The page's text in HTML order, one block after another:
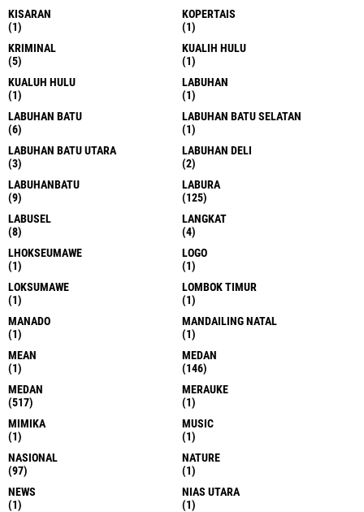
KISARAN
(1)
KOPERTAIS
(1)
KRIMINAL
(5)
KUALIH HULU
(1)
KUALUH HULU
(1)
LABUHAN
(1)
LABUHAN BATU
(6)
LABUHAN BATU SELATAN
(1)
LABUHAN BATU UTARA
(3)
LABUHAN DELI
(2)
LABUHANBATU
(9)
LABURA
(125)
LABUSEL
(8)
LANGKAT
(4)
LHOKSEUMAWE
(1)
LOGO
(1)
LOKSUMAWE
(1)
LOMBOK TIMUR
(1)
MANADO
(1)
MANDAILING NATAL
(1)
MEAN
(1)
MEDAN
(146)
MEDAN
(517)
MERAUKE
(1)
MIMIKA
(1)
MUSIC
(1)
NASIONAL
(97)
NATURE
(1)
NEWS
(1)
NIAS UTARA
(1)